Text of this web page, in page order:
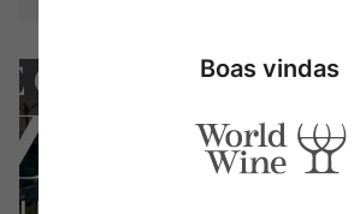
Boas vindas